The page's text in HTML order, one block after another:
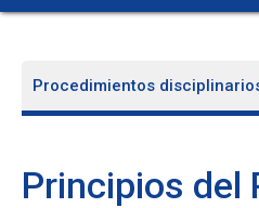
Procedimientos
Principios del